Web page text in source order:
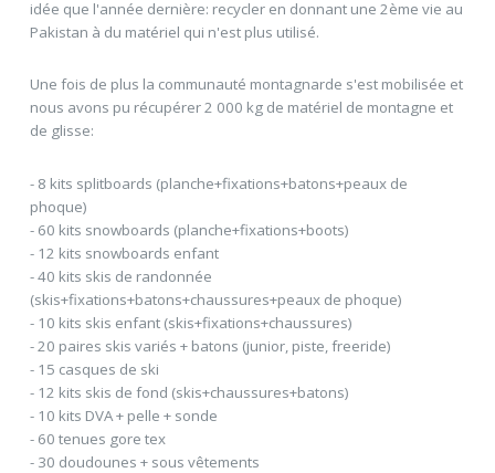
idée que l'année dernière: recycler en donnant une 2ème vie au
Pakistan à du matériel qui n'est plus utilisé.
Une fois de plus la communauté montagnarde s'est mobilisée et
nous avons pu récupérer 2 000 kg de matériel de montagne et
de glisse:
- 8 kits splitboards (planche+fixations+batons+peaux de
phoque)
- 60 kits snowboards (planche+fixations+boots)
- 12 kits snowboards enfant
- 40 kits skis de randonnée
(skis+fixations+batons+chaussures+peaux de phoque)
- 10 kits skis enfant (skis+fixations+chaussures)
- 20 paires skis variés + batons (junior, piste, freeride)
- 15 casques de ski
- 12 kits skis de fond (skis+chaussures+batons)
- 10 kits DVA + pelle + sonde
- 60 tenues gore tex
- 30 doudounes + sous vêtements